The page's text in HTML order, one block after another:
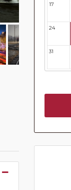
17
24
31